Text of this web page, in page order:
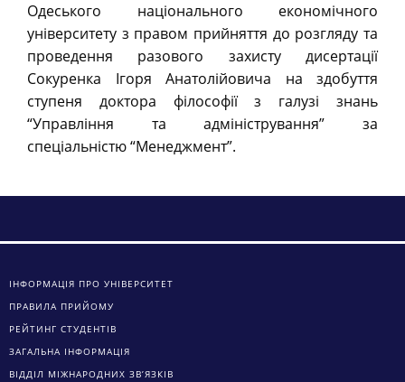
Одеського національного економічного
університету з правом прийняття до розгляду та
проведення разового захисту дисертації
Сокуренка Ігоря Анатолійовича на здобуття
ступеня доктора філософії з галузі знань
“Управління та адміністрування” за
спеціальністю “Менеджмент”.
ІНФОРМАЦІЯ ПРО УНІВЕРСИТЕТ
ПРАВИЛА ПРИЙОМУ
РЕЙТИНГ СТУДЕНТІВ
ЗАГАЛЬНА ІНФОРМАЦІЯ
ВІДДІЛ МІЖНАРОДНИХ ЗВ’ЯЗКІВ